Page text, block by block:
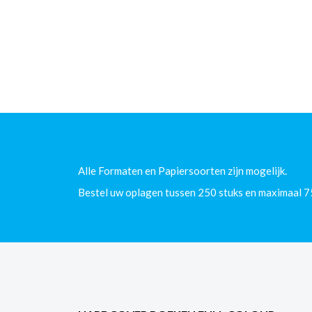
Alle Formaten en Papiersoorten zijn mogelijk.
Bestel uw oplagen tussen 250 stuks en maximaal